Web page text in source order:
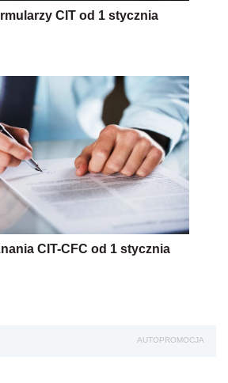
CIT od 1 stycznia
CIT-CFC od 1 stycznia
AUTOPROMOCJA